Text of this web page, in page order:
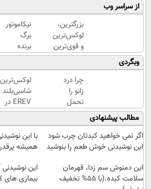
از سراسر وب
بزرگترین،
لوکس‌ترین
و قوی‌ترین
شاسی بلند
EREV در
در ایران
رونمایی
شد
نیکاموتور
برگ
برنده
جدیدش
را رو کرد،
IM LS9
رسماً
وارد بازار
ایران شد
وبگردی
چرا درد
زانو را
تحمل
می‌کنی؟
خیلی
ساده
درمنزل
کن
لوکس‌ترین
شاسی‌بلند
EREV در
ایران،
توسط نیکا
موتور
رونمایی
مطالب پیشنهادی
اگر نمی خواهید کبدتان چرب شود
این نوشیدنی خوش طعم را بنوشید
با این
همیشه
این دمنوش سم زدا، قهرمان
سلامت کبده.(با 55% تخفیف
این نوشیدنی
بیماری های